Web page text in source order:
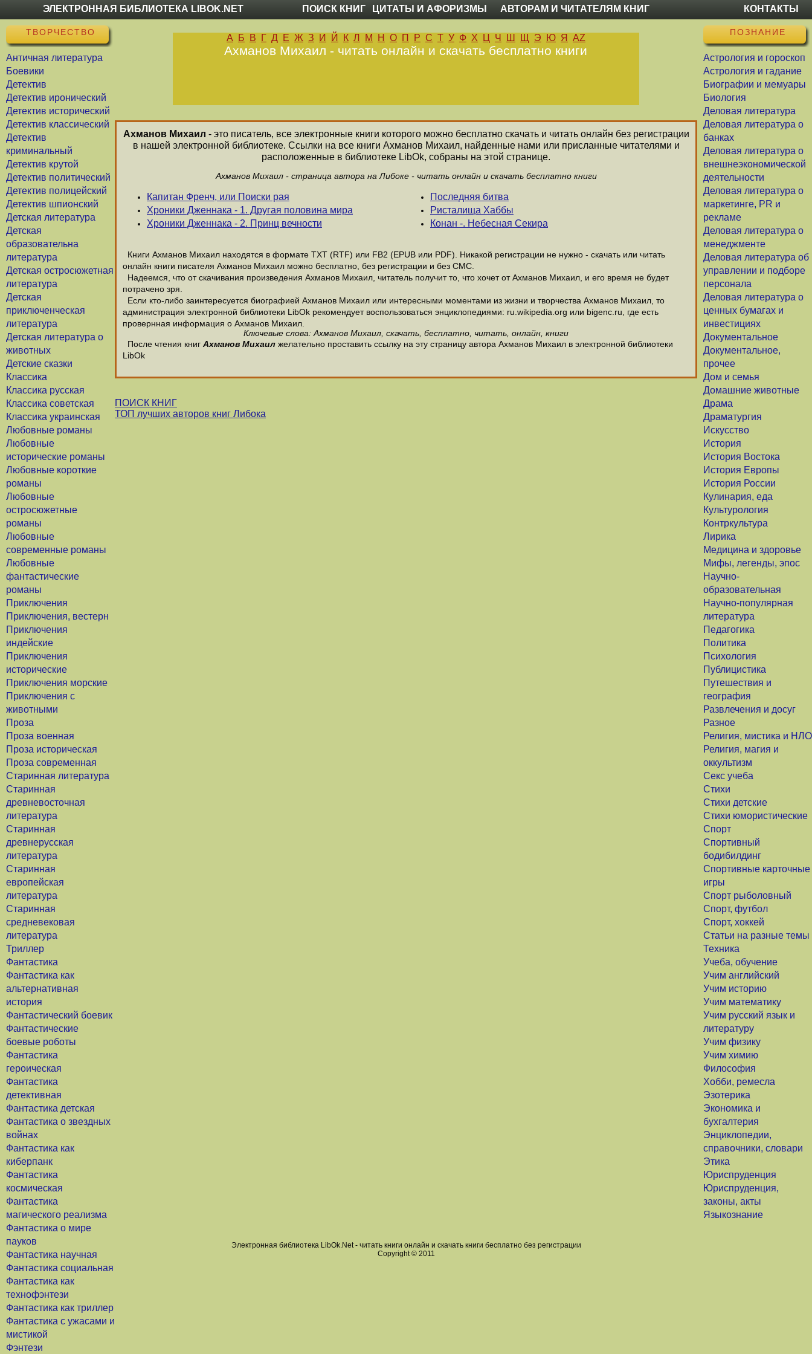
ЭЛЕКТРОННАЯ БИБЛИОТЕКА LIBOK.NET ПОИСК КНИГ ЦИТАТЫ И АФОРИЗМЫ АВТОРАМ И ЧИТАТЕЛЯМ КНИГ КОНТАКТЫ
ТВОРЧЕСТВО
Античная литература
Боевики
Детектив
Детектив иронический
Детектив исторический
Детектив классический
Детектив
криминальный
Детектив крутой
Детектив политический
Детектив полицейский
Детектив шпионский
Детская литература
Детская
образовательна
литература
Детская остросюжетная
литература
Детская
приключенческая
литература
Детская литература о
животных
Детские сказки
Классика
Классика русская
Классика советская
Классика украинская
Любовные романы
Любовные
исторические романы
Любовные короткие
романы
Любовные
остросюжетные
романы
Любовные
современные романы
Любовные
фантастические
романы
Приключения
Приключения, вестерн
Приключения
индейские
Приключения
исторические
Приключения морские
Приключения с
животными
Проза
Проза военная
Проза историческая
Проза современная
Старинная литература
Старинная
древневосточная
литература
Старинная
древнерусская
литература
Старинная
европейская
литература
Старинная
средневековая
литература
Триллер
Фантастика
Фантастика как
альтернативная
история
Фантастический боевик
Фантастические
боевые роботы
Фантастика
героическая
Фантастика
детективная
Фантастика детская
Фантастика о звездных
войнах
Фантастика как
киберпанк
Фантастика
космическая
Фантастика
магического реализма
Фантастика о мире
пауков
Фантастика научная
Фантастика социальная
Фантастика как
технофэнтези
Фантастика как триллер
Фантастика с ужасами и
мистикой
Фэнтези
ПОЗНАНИЕ
Астрология и гороскоп
Астрология и гадание
Биографии и мемуары
Биология
Деловая литература
Деловая литература о
банках
Деловая литература о
внешнеэкономической
деятельности
Деловая литература о
маркетинге, PR и
рекламе
Деловая литература о
менеджменте
Деловая литература об
управлении и подборе
персонала
Деловая литература о
ценных бумагах и
инвестициях
Документальное
Документальное,
прочее
Дом и семья
Домашние животные
Драма
Драматургия
Искусство
История
История Востока
История Европы
История России
Кулинария, еда
Культурология
Контркультура
Лирика
Медицина и здоровье
Мифы, легенды, эпос
Научно-
образовательная
Научно-популярная
литература
Педагогика
Политика
Психология
Публицистика
Путешествия и
география
Развлечения и досуг
Разное
Религия, мистика и НЛО
Религия, магия и
оккультизм
Секс учеба
Стихи
Стихи детские
Стихи юмористические
Спорт
Спортивный
бодибилдинг
Спортивные карточные
игры
Спорт рыболовный
Спорт, футбол
Спорт, хоккей
Статьи на разные темы
Техника
Учеба, обучение
Учим английский
Учим историю
Учим математику
Учим русский язык и
литературу
Учим физику
Учим химию
Философия
Хобби, ремесла
Эзотерика
Экономика и
бухгалтерия
Энциклопедии,
справочники, словари
Этика
Юриспруденция
Юриспруденция,
законы, акты
Языкознание
А Б В Г Д Е Ж З И Й К Л М Н О П Р С Т У Ф Х Ц Ч Ш Щ Э Ю Я AZ
Ахманов Михаил - читать онлайн и скачать бесплатно книги
Ахманов Михаил - это писатель, все электронные книги которого можно бесплатно скачать и читать онлайн без регистрации
в нашей электронной библиотеке. Ссылки на все книги Ахманов Михаил, найденные нами или присланные читателями и
расположенные в библиотеке LibOk, собраны на этой странице.
Ахманов Михаил - страница автора на Либоке - читать онлайн и скачать бесплатно книги
Капитан Френч, или Поиски рая
Хроники Дженнака - 1. Другая половина мира
Хроники Дженнака - 2. Принц вечности
Последняя битва
Ристалища Хаббы
Конан -. Небесная Секира
Книги Ахманов Михаил находятся в формате ТХТ (RTF) или FB2 (EPUB или PDF). Никакой регистрации не нужно - скачать или читать
онлайн книги писателя Ахманов Михаил можно бесплатно, без регистрации и без СМС.
Надеемся, что от скачивания произведения Ахманов Михаил, читатель получит то, что хочет от Ахманов Михаил, и его время не будет
потрачено зря.
Если кто-либо заинтересуется биографией Ахманов Михаил или интересными моментами из жизни и творчества Ахманов Михаил, то
администрация электронной библиотеки LibOk рекомендует воспользоваться энциклопедиями: ru.wikipedia.org или bigenc.ru, где есть
провернная информация о Ахманов Михаил.
Ключевые слова: Ахманов Михаил, скачать, бесплатно, читать, онлайн, книги
После чтения книг Ахманов Михаил желательно проставить ссылку на эту страницу автора Ахманов Михаил в электронной библиотеки
LibOk
ПОИСК КНИГ
ТОП лучших авторов книг Либока
Электронная библиотека LibOk.Net - читать книги онлайн и скачать книги бесплатно без регистрации
Copyright © 2011